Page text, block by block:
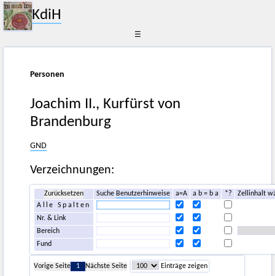
KdiH
☰
Personen
Joachim II., Kurfürst von
Brandenburg
GND
Verzeichnungen:
Zurücksetzen Suche Benutzerhinweise a=A a b = b a *?
Zellinhalt
Alle Spalten
Nr. & Link
Bereich
Fund
Vorige Seite 1 Nächste Seite
Einträge zeigen